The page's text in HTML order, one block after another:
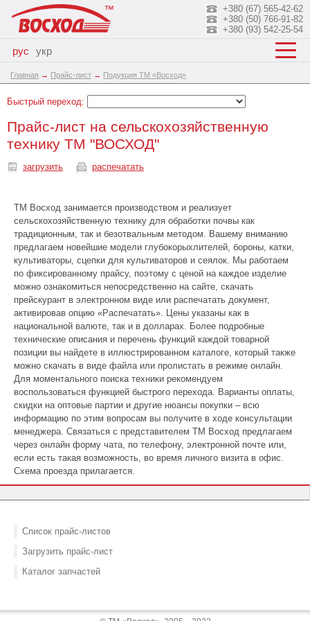
рус укр
+380 (67) 565-42-62
+380 (50) 766-91-82
+380 (93) 542-25-54
Главная → Прайс-лист → Подукция ТМ «Восход»
Список прайс-листов
Загрузить прайс-лист
Каталог запчастей
Быстрый переход:
Прайс-лист на сельскохозяйственную
технику ТМ "ВОСХОД"
загрузить распечатать
ТМ Восход занимается производством и реализует
сельскохозяйственную технику для обработки почвы как
традиционным, так и безотвальным методом. Вашему вниманию
предлагаем новейшие модели глубокорыхлителей, бороны, катки,
культиваторы, сцепки для культиваторов и сеялок. Мы работаем
по фиксированному прайсу, поэтому с ценой на каждое изделие
можно ознакомиться непосредственно на сайте, скачать
прейскурант в электронном виде или распечатать документ,
активировав опцию «Распечатать». Цены указаны как в
национальной валюте, так и в долларах. Более подробные
технические описания и перечень функций каждой товарной
позиции вы найдете в иллюстрированном каталоге, который также
можно скачать в виде файла или пролистать в режиме онлайн.
Для моментального поиска техники рекомендуем
воспользоваться функцией быстрого перехода. Варианты оплаты,
скидки на оптовые партии и другие нюансы покупки – всю
информацию по этим вопросам вы получите в ходе консультации
менеджера. Связаться с представителем ТМ Восход предлагаем
через онлайн форму чата, по телефону, электронной почте или,
если есть такая возможность, во время личного визита в офис.
Схема проезда прилагается.